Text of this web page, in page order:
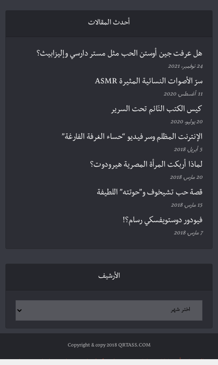
أحدث المقالات
هل عرفت جين أوستن الحب مثل مستر دارسي وإليزابيث؟
24 نوفمبر، 2021
سرّ الأصوات النسائية المثيرة ASMR
11 أغسطس، 2020
كيس الكتب النّائم تحت السرير
20 يوليو، 2020
الإنترنت المظلم وسر فيديو “حساء الغرفة الفارغة”
5 أبريل، 2018
لماذا أربكت المرأة المصرية هيرودوت؟
20 مارس، 2018
قصة حب تشيخوف و”حوتته” اللطيفة
15 مارس، 2018
فيودور دوستويفسكي رسام؟!
7 مارس، 2018
الأرشيف
Copyright & copy 2018 QRTASS.COM